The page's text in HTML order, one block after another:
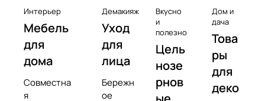
а
р
к
в
и
Интерьер
Мебель
для
дома
Совместна
я
Демакияж
Уход
для
лица
Бережн
ое
Вкусно
и
полезно
Цель
нозе
рнов
Дом и
дача
Това
ры
для
деко